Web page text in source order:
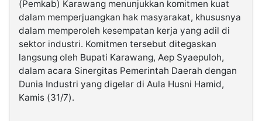
Kabarbaru.co
2026
Media
(Pemkab) Karawang menunjukkan komitmen kuat
dalam memperjuangkan hak masyarakat, khususnya
dalam memperoleh kesempatan kerja yang adil di
sektor industri. Komitmen tersebut ditegaskan
langsung oleh Bupati Karawang, Aep Syaepuloh,
dalam acara Sinergitas Pemerintah Daerah dengan
Dunia Industri yang digelar di Aula Husni Hamid,
Kamis (31/7).